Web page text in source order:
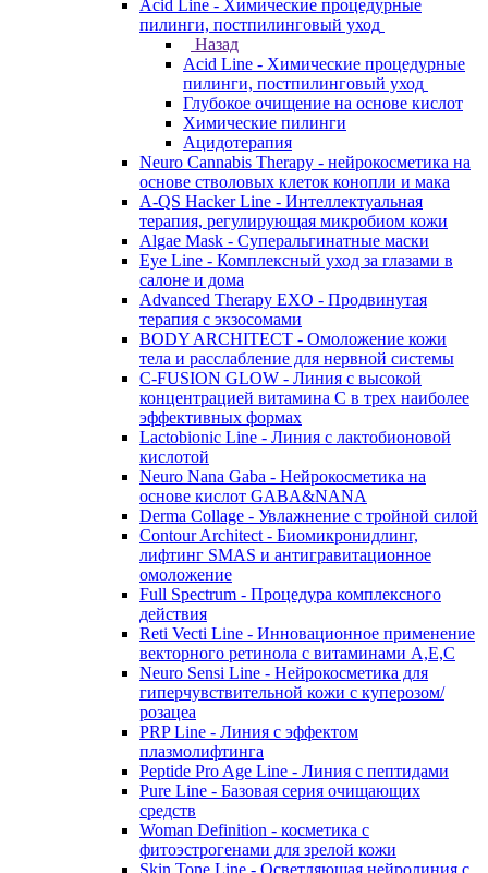
Acid Line - Химические процедурные
пилинги, постпилинговый уход
Назад
Acid Line - Химические процедурные
пилинги, постпилинговый уход
Глубокое очищение на основе кислот
Химические пилинги
Ацидотерапия
Neuro Cannabis Therapy - нейрокосметика на
основе стволовых клеток конопли и мака
A-QS Hacker Line - Интеллектуальная
терапия, регулирующая микробиом кожи
Algae Mask - Суперальгинатные маски
Eye Line - Комплексный уход за глазами в
салоне и дома
Advanced Therapy EXO - Продвинутая
терапия с экзосомами
BODY ARCHITECT - Омоложение кожи
тела и расслабление для нервной системы
C-FUSION GLOW - Линия с высокой
концентрацией витамина C в трех наиболее
эффективных формах
Lactobionic Line - Линия с лактобионовой
кислотой
Neuro Nana Gaba - Нейрокосметика на
основе кислот GABA&NANA
Derma Collage - Увлажнение с тройной силой
Contour Architect - Биомикронидлинг,
лифтинг SMAS и антигравитационное
омоложение
Full Spectrum - Процедура комплексного
действия
Reti Vecti Line - Инновационное применение
векторного ретинола с витаминами A,Е,С
Neuro Sensi Line - Нейрокосметика для
гиперчувствительной кожи с куперозом/
розацеа
PRP Line - Линия с эффектом
плазмолифтинга
Peptide Pro Age Line - Линия с пептидами
Pure Line - Базовая серия очищающих
средств
Woman Definition - косметика с
фитоэстрогенами для зрелой кожи
Skin Tone Line - Осветляющая нейролиния с